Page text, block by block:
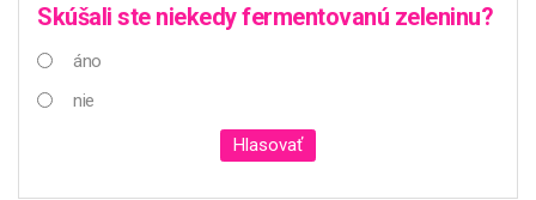
Skúšali ste niekedy fermentovanú zeleninu?
áno
nie
Hlasovať